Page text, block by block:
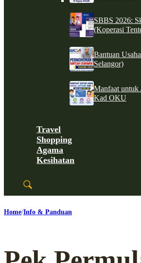
SBBS 2026:
(Koperasi
Bantuan
Selangor)
Manfaat
Kad OKU
Travel
Shopping
Agama
Kesihatan
Home Info & Panduan